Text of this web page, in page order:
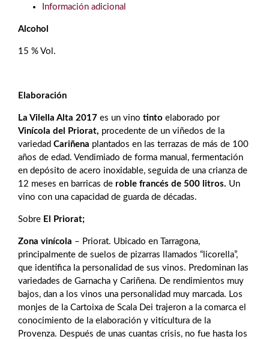
cantidad
Información adicional
Alcohol
15 % Vol.
Elaboración
La Vilella Alta 2017 es un vino tinto elaborado por
Vinícola del Priorat, procedente de un viñedos de la
variedad Cariñena plantados en las terrazas de más de 100
años de edad. Vendimiado de forma manual, fermentación
en depósito de acero inoxidable, seguida de una crianza de
12 meses en barricas de roble francés de 500 litros. Un
vino con una capacidad de guarda de décadas.
Sobre El Priorat;
Zona vinícola – Priorat. Ubicado en Tarragona,
principalmente de suelos de pizarras llamados “licorella”,
que identifica la personalidad de sus vinos. Predominan las
variedades de Garnacha y Cariñena. De rendimientos muy
bajos, dan a los vinos una personalidad muy marcada. Los
monjes de la Cartoixa de Scala Dei trajeron a la comarca el
conocimiento de la elaboración y viticultura de la
Provenza. Después de unas cuantas crisis, no fue hasta los